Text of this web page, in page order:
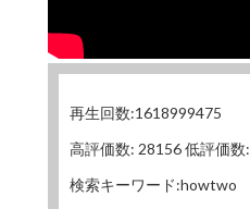
再生回数:1618999475
高評価数: 28156 低評価数:
検索キーワード:howtwo